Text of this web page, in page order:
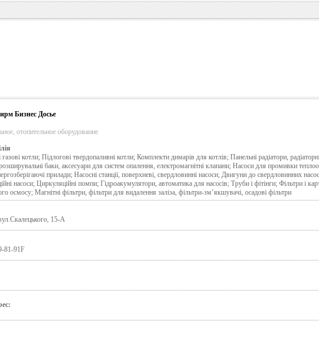
Бизнес Досье
отопительное оборудование
газові котли; Підлогові твердопаливні котли; Комплекти димарів для котлів; Панельні радіатори,
баки, аксесуари для систем опалення, електромагнітні клапани; Насоси для промивки
прилади; Насосні станції, поверхневі, свердловинні насоси; Двигуни до свердловинних
насоси; Циркуляційні помпи; Гідроакумулятори, автоматика для насосів; Tруби і фітінги; Фільтри і
осмосу; Магнітні фільтри, фільтри для видалення заліза, фільтри-зм’якшувачі, осадові фільтри
15-А
81-91F